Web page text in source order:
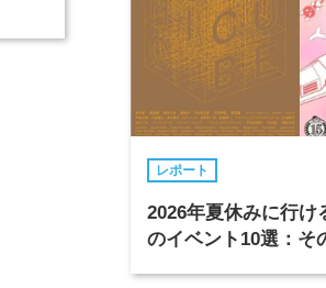
レポート
2026年夏休みに行け
のイベント10選：そ